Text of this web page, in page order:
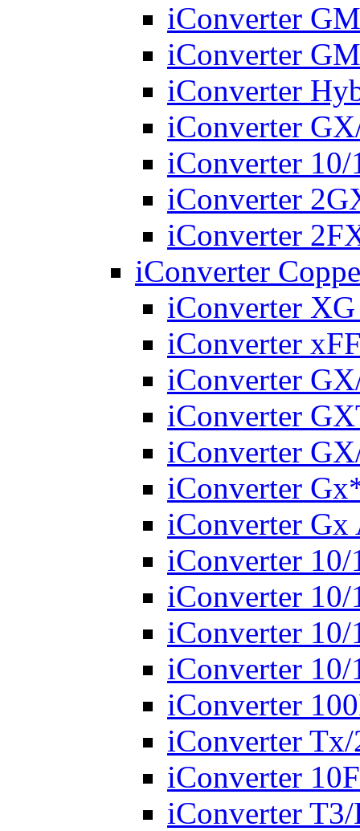
iConverter
iConverter
iConverter
iConverter
iConverter
iConverter
iConverter
iConverter
iConverter
iConverter
iConverter
iConverter
iConverter
iConverter
iConverter Gx
iConverter
iConverter
iConverter
iConverter 10/
iConverter
iConverter
iConverter
iConverter